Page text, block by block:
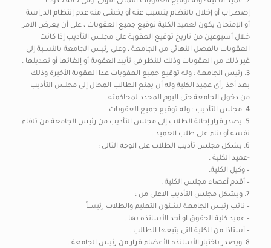
إضطراب أو إخلال بالنظام يتسبب عنه أو يخشى منه عدم إنتظام الدراسة
أو الإمتحان يكون لعميد الكلية توقيع جميع العقوبات ، على أن يعرض الامر
خلال أسبوعين من تاريخ توقيع العقوبة على مجلس التأديب إذا كانت
العقوبات بالفصل النهائى من الجامعة ، وعلى رئيس الجامعة بالنسبة إلى
غير ذلك من العقوبات وذلك للنظر فى تأييد العقوبة أو إلغائها أو تعديلها .
3. رئيس الجامعة : وله توقيع جميع العقوبات عدا العقوبة الأخيرة وذلك
بعد أخذ رأى عميد الكلية وله أن يمنع الطالب المحال إلى مجلس التأديب
من دخول الجامعة حتى اليوم المحدد لمحاكمته .
4. مجلس التأديب : وله توقيع جميع العقوبات .
5. يصدر قرار إحالة الطلاب إلى مجلس التأديب من رئيس الجامعة من تلقاء
نفسه أو بناء على طلب العميد .
6. يشكل مجلس تأديب الطلاب على الوجه التالى :
-عميد الكلية .
– وكيل الكلية.
– أقدم أعضاء مجلس الكلية .
7. ويشكل مجلس التأديب الاعلى من :
– نائب رئيس الجامعة لشئون التعليم والطلاب رئيساً
– عميد كلية الحقوق او أحد الأساتذه بها .
– أستاذا من الكلية التى يتبعها الطالب .
8. ويصدر باختيار الأساتذه الأعضاء قرار من رئيس الجامعة .